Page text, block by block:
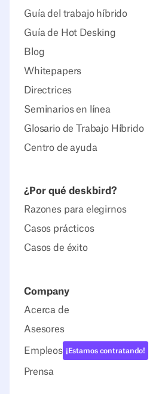
Guía del trabajo híbrido
Guía de Hot Desking
Blog
Whitepapers
Directrices
Seminarios en línea
Glosario de Trabajo Híbrido
Centro de ayuda
¿Por qué deskbird?
Razones para elegirnos
Casos prácticos
Casos de éxito
Company
Acerca de
Asesores
Empleos ¡Estamos contratando!
Prensa